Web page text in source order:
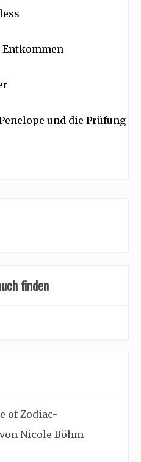
Entkommen
und die Prüfung
finden
of Zodiac-
Nicole Böhm